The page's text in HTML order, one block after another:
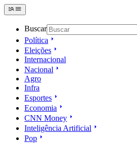
Buscar
Política
Eleições
Internacional
Nacional
Agro
Infra
Esportes
Economia
CNN Money
Inteligência Artificial
Pop